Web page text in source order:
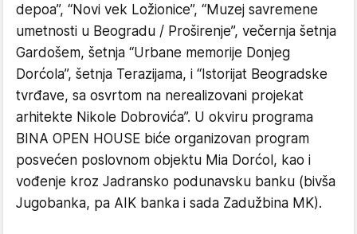
depoa”, “Novi vek Ložionice”, “Muzej savremene
umetnosti u Beogradu / Proširenje”, večernja šetnja
Gardošem, šetnja “Urbane memorije Donjeg
Dorćola”, šetnja Terazijama, i “Istorijat Beogradske
tvrđave, sa osvrtom na nerealizovani projekat
arhitekte Nikole Dobrovića”. U okviru programa
BINA OPEN HOUSE biće organizovan program
posvećen poslovnom objektu Mia Dorćol, kao i
vođenje kroz Jadransko podunavsku banku (bivša
Jugobanka, pa AIK banka i sada Zadužbina MK).